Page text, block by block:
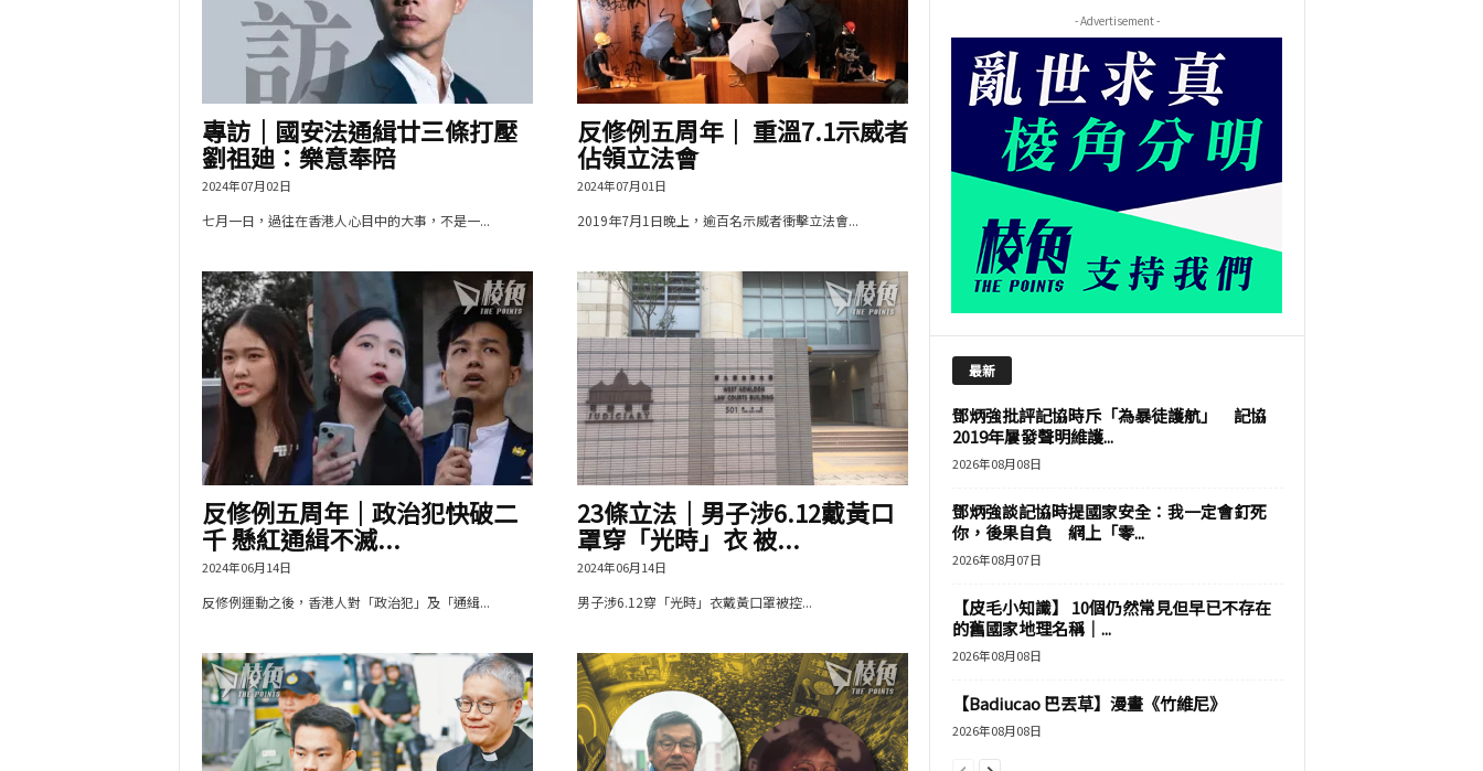
專訪｜國安法通緝廿三條打壓
劉祖廸：樂意奉陪
2024年07月02日
七月一日，過往在香港人心目中的大事，不是一...
反修例五周年｜ 重溫7.1示威者
佔領立法會
2024年07月01日
2019年7月1日晚上，逾百名示威者衝擊立法會...
反修例五周年｜政治犯快破二
千 懸紅通緝不滅...
2024年06月14日
反修例運動之後，香港人對「政治犯」及「通緝...
23條立法｜男子涉6.12戴黃口
罩穿「光時」衣 被...
2024年06月14日
男子涉6.12穿「光時」衣戴黃口罩被控...
- Advertisement -
最新
鄧炳強批評記協時斥「為暴徒護航」 記協
2019年屢發聲明維護...
2026年08月08日
鄧炳強談記協時提國家安全：我一定會釘死
你，後果自負 網上「零...
2026年08月07日
【皮毛小知識】 10個仍然常見但早已不存在
的舊國家地理名稱｜...
2026年08月08日
【Badiucao 巴丟草】漫畫《竹維尼》
2026年08月08日